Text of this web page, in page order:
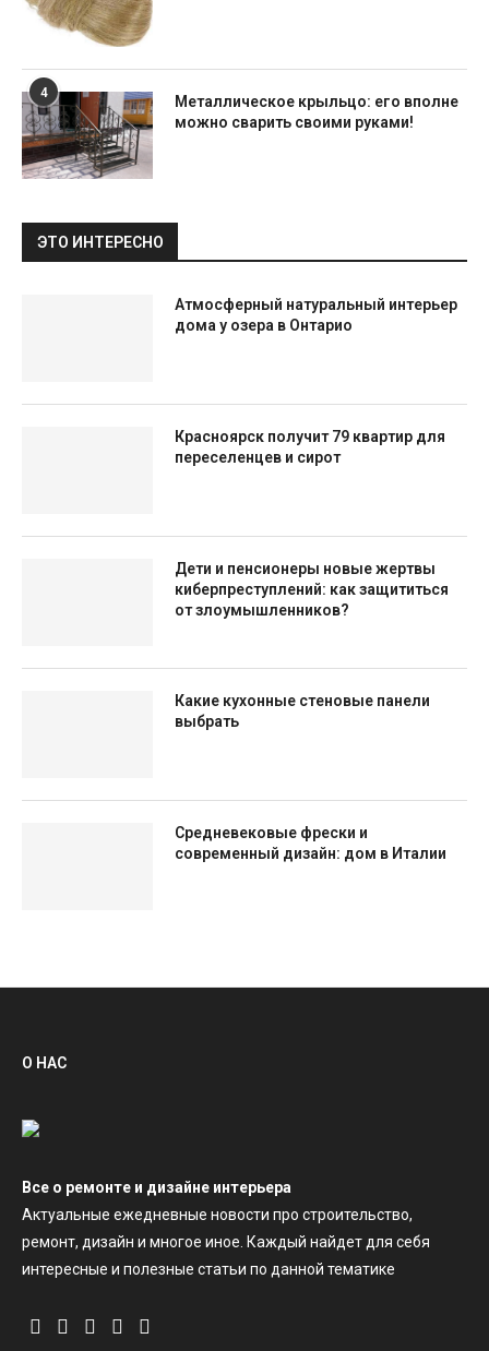
4
Металлическое крыльцо: его вполне
можно сварить своими руками!
ЭТО ИНТЕРЕСНО
Атмосферный натуральный интерьер
дома у озера в Онтарио
Красноярск получит 79 квартир для
переселенцев и сирот
Дети и пенсионеры новые жертвы
киберпреступлений: как защититься
от злоумышленников?
Какие кухонные стеновые панели
выбрать
Средневековые фрески и
современный дизайн: дом в Италии
О НАС
Все о ремонте и дизайне интерьера
Актуальные ежедневные новости про строительство,
ремонт, дизайн и многое иное. Каждый найдет для себя
интересные и полезные статьи по данной тематике